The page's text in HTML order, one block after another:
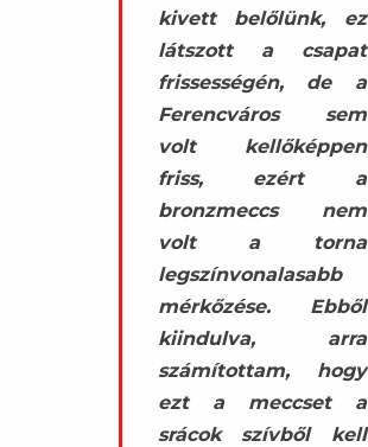
kivett belőlünk, ez
látszott a csapat
frissességén, de a
Ferencváros sem
volt kellőképpen
friss, ezért a
bronzmeccs nem
volt a torna
legszínvonalasabb
mérkőzése. Ebből
kiindulva, arra
számítottam, hogy
ezt a meccset a
srácok szívből kell